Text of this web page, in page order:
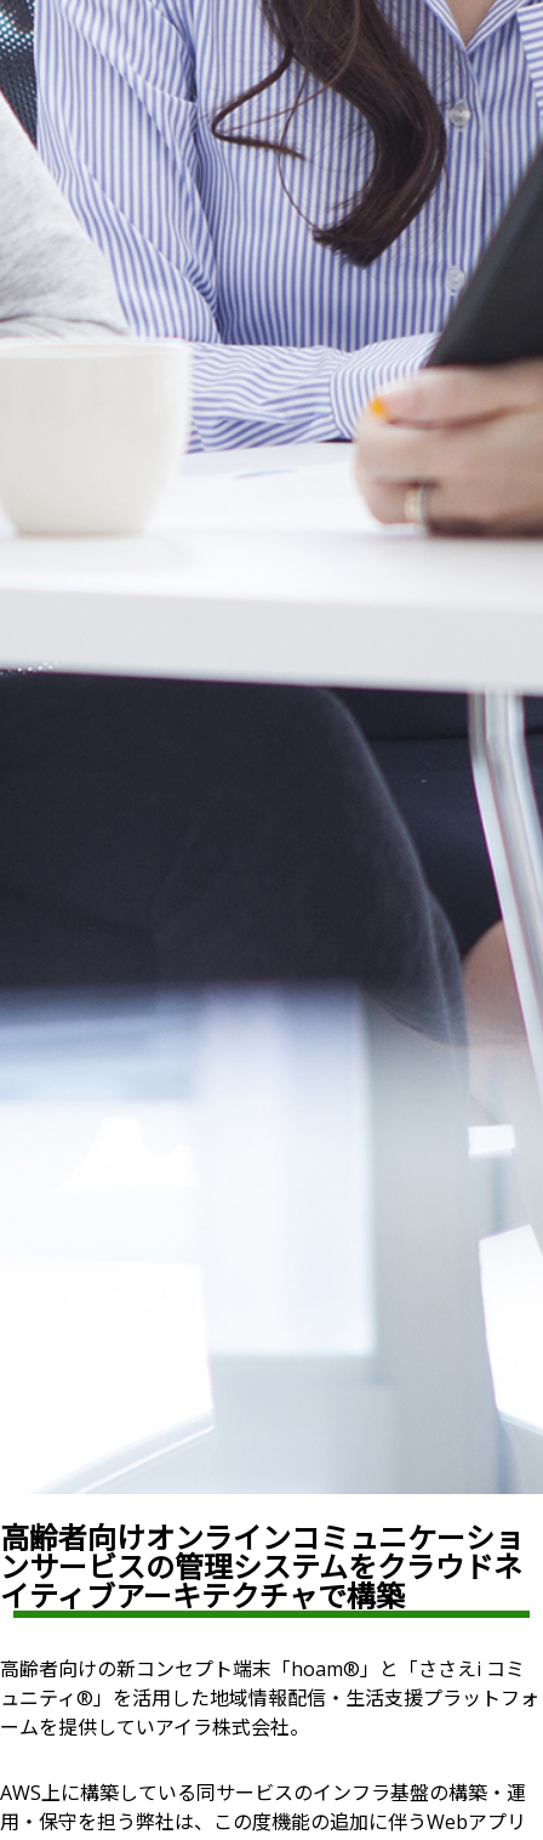
高齢者向けオンラインコミュニケーショ
ンサービスの管理システムをクラウドネ
イティブアーキテクチャで構築
高齢者向けの新コンセプト端末「hoam®︎」と「ささえi コミ
ュニティ®︎」を活用した地域情報配信・生活支援プラットフォ
ームを提供していアイラ株式会社。
AWS上に構築している同サービスのインフラ基盤の構築・運
用・保守を担う弊社は、この度機能の追加に伴うWebアプリ